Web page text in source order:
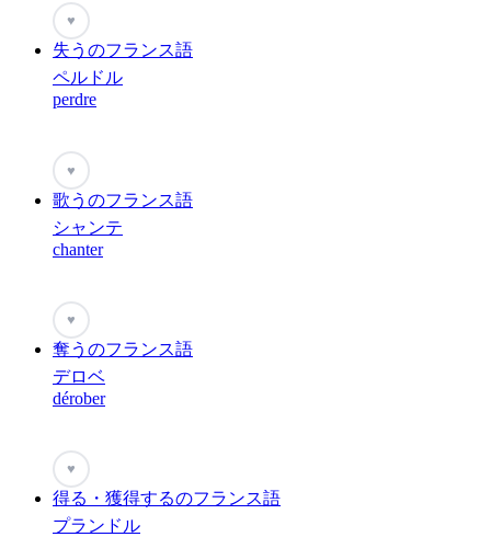
♥
失うのフランス語
ペルドル
perdre
♥
歌うのフランス語
シャンテ
chanter
♥
奪うのフランス語
デロベ
dérober
♥
得る・獲得するのフランス語
プランドル